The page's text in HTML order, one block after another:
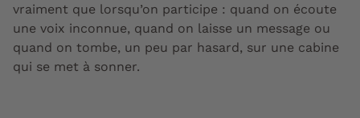
vraiment que lorsqu’on participe : quand on écoute
une voix inconnue, quand on laisse un message ou
quand on tombe, un peu par hasard, sur une cabine
qui se met à sonner.